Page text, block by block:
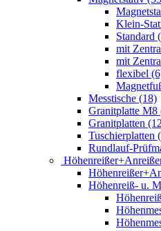
Klein-
Standard
mit
mit
flexibel
Messtische (18)
Granitplatte M8
Granitplatten
Tuschierplatten
Rundlauf-
Höhenreiß- u.